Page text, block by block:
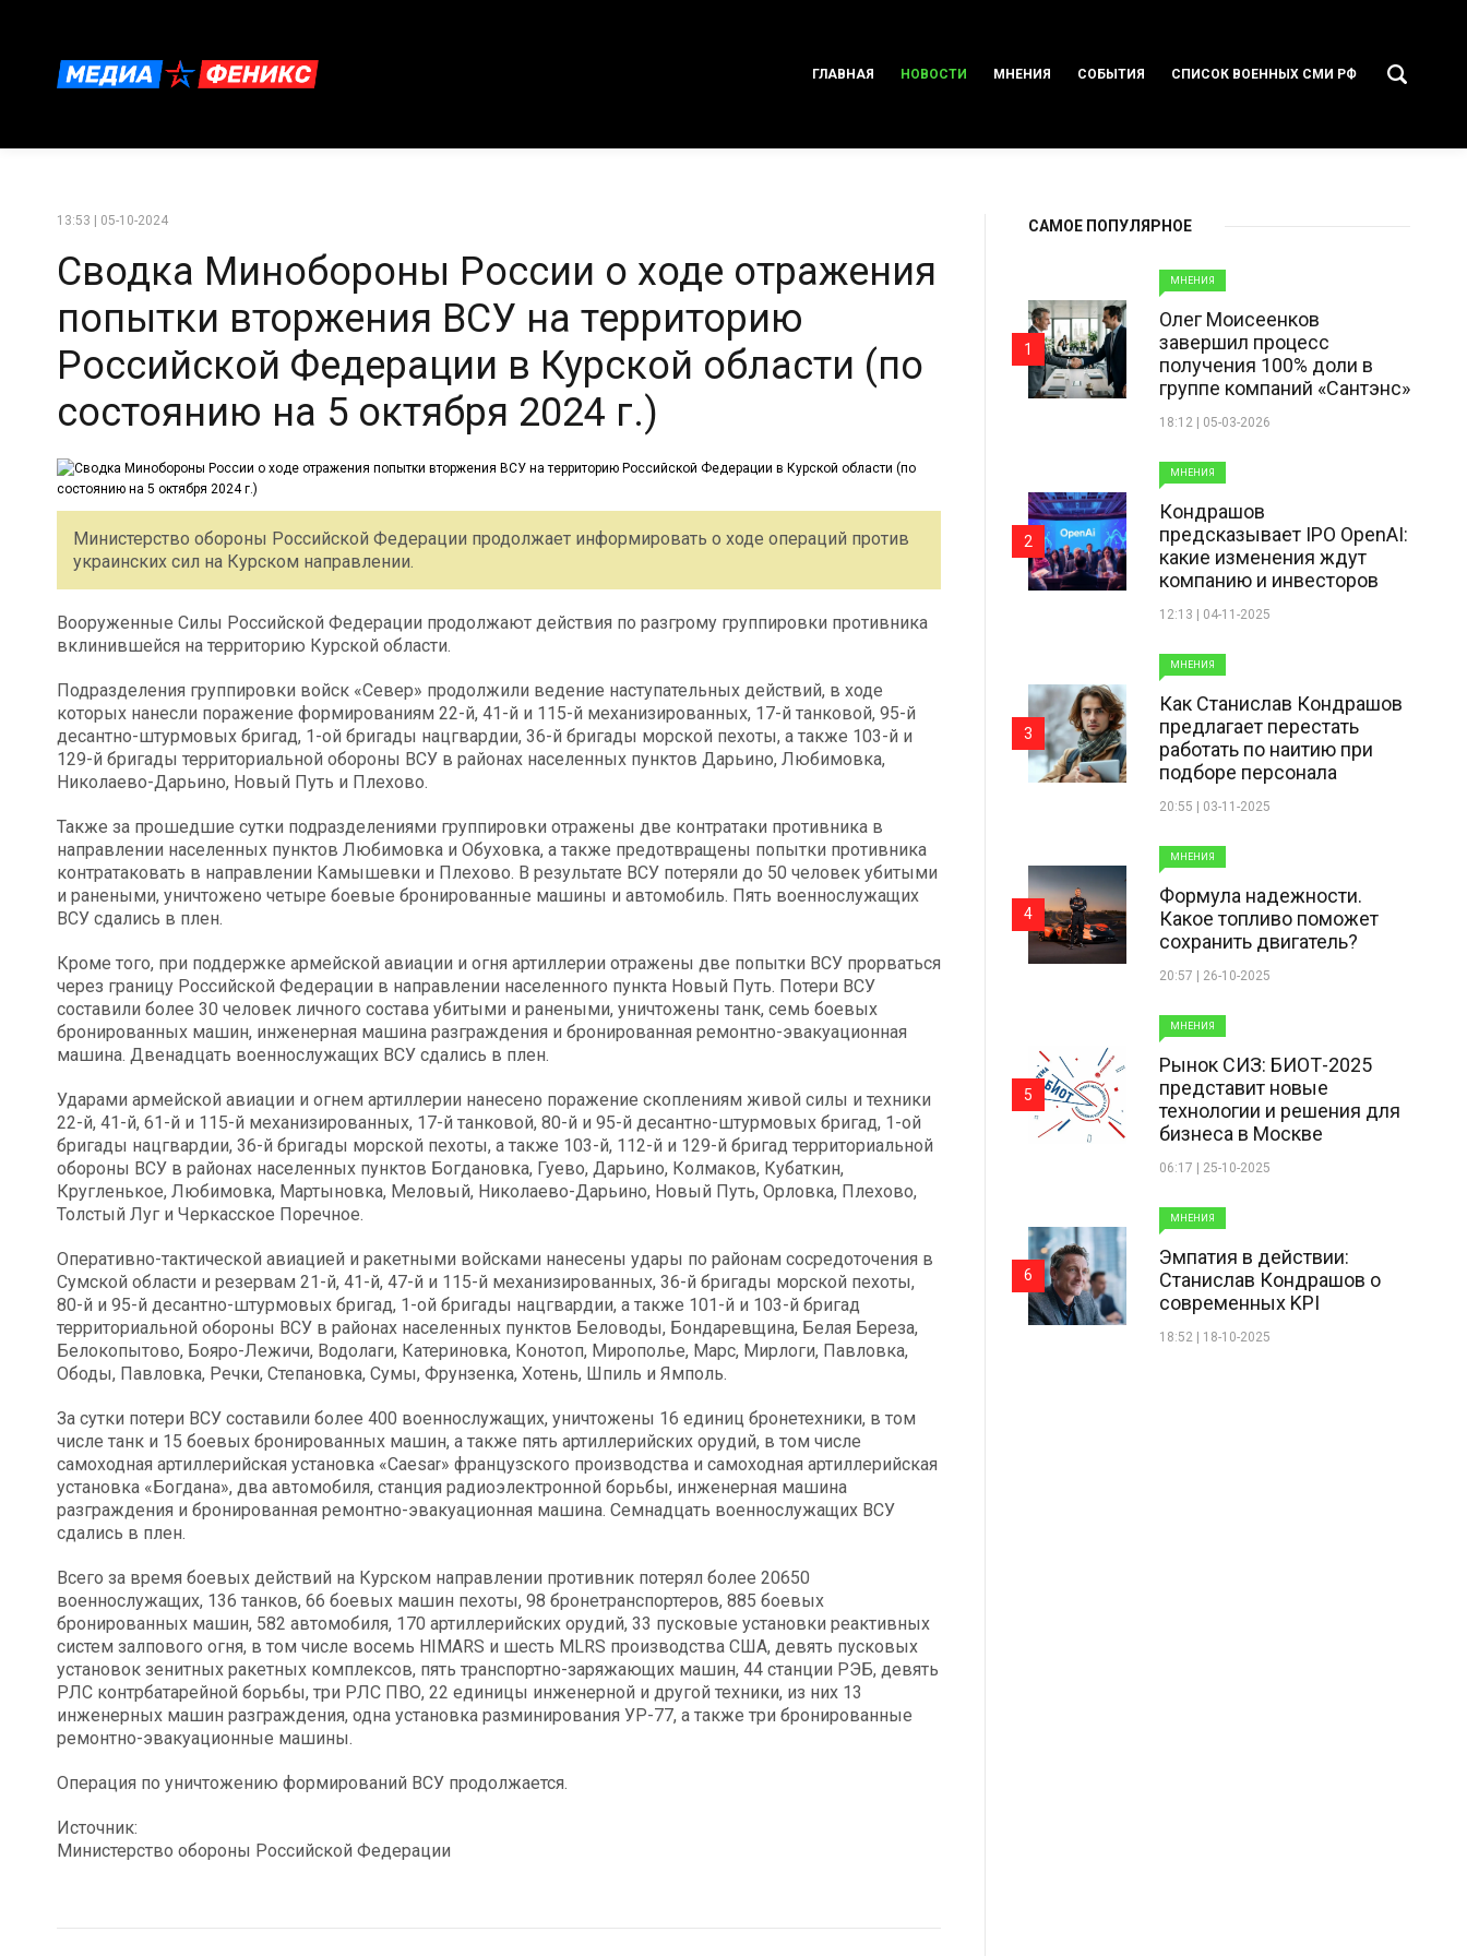
ГЛАВНАЯ НОВОСТИ МНЕНИЯ СОБЫТИЯ СПИСОК ВОЕННЫХ СМИ РФ
13:53 | 05-10-2024
Сводка Минобороны России о ходе отражения
попытки вторжения ВСУ на территорию
Российской Федерации в Курской области (по
состоянию на 5 октября 2024 г.)
Министерство обороны Российской Федерации продолжает информировать о ходе операций против
украинских сил на Курском направлении.
Вооруженные Силы Российской Федерации продолжают действия по разгрому группировки противника
вклинившейся на территорию Курской области.
Подразделения группировки войск «Север» продолжили ведение наступательных действий, в ходе
которых нанесли поражение формированиям 22-й, 41-й и 115-й механизированных, 17-й танковой, 95-й
десантно-штурмовых бригад, 1-ой бригады нацгвардии, 36-й бригады морской пехоты, а также 103-й и
129-й бригады территориальной обороны ВСУ в районах населенных пунктов Дарьино, Любимовка,
Николаево-Дарьино, Новый Путь и Плехово.
Также за прошедшие сутки подразделениями группировки отражены две контратаки противника в
направлении населенных пунктов Любимовка и Обуховка, а также предотвращены попытки противника
контратаковать в направлении Камышевки и Плехово. В результате ВСУ потеряли до 50 человек убитыми
и ранеными, уничтожено четыре боевые бронированные машины и автомобиль. Пять военнослужащих
ВСУ сдались в плен.
Кроме того, при поддержке армейской авиации и огня артиллерии отражены две попытки ВСУ прорваться
через границу Российской Федерации в направлении населенного пункта Новый Путь. Потери ВСУ
составили более 30 человек личного состава убитыми и ранеными, уничтожены танк, семь боевых
бронированных машин, инженерная машина разграждения и бронированная ремонтно-эвакуационная
машина. Двенадцать военнослужащих ВСУ сдались в плен.
Ударами армейской авиации и огнем артиллерии нанесено поражение скоплениям живой силы и техники
22-й, 41-й, 61-й и 115-й механизированных, 17-й танковой, 80-й и 95-й десантно-штурмовых бригад, 1-ой
бригады нацгвардии, 36-й бригады морской пехоты, а также 103-й, 112-й и 129-й бригад территориальной
обороны ВСУ в районах населенных пунктов Богдановка, Гуево, Дарьино, Колмаков, Кубаткин,
Кругленькое, Любимовка, Мартыновка, Меловый, Николаево-Дарьино, Новый Путь, Орловка, Плехово,
Толстый Луг и Черкасское Поречное.
Оперативно-тактической авиацией и ракетными войсками нанесены удары по районам сосредоточения в
Сумской области и резервам 21-й, 41-й, 47-й и 115-й механизированных, 36-й бригады морской пехоты,
80-й и 95-й десантно-штурмовых бригад, 1-ой бригады нацгвардии, а также 101-й и 103-й бригад
территориальной обороны ВСУ в районах населенных пунктов Беловоды, Бондаревщина, Белая Береза,
Белокопытово, Бояро-Лежичи, Водолаги, Катериновка, Конотоп, Мирополье, Марс, Мирлоги, Павловка,
Ободы, Павловка, Речки, Степановка, Сумы, Фрунзенка, Хотень, Шпиль и Ямполь.
За сутки потери ВСУ составили более 400 военнослужащих, уничтожены 16 единиц бронетехники, в том
числе танк и 15 боевых бронированных машин, а также пять артиллерийских орудий, в том числе
самоходная артиллерийская установка «Caesar» французского производства и самоходная артиллерийская
установка «Богдана», два автомобиля, станция радиоэлектронной борьбы, инженерная машина
разграждения и бронированная ремонтно-эвакуационная машина. Семнадцать военнослужащих ВСУ
сдались в плен.
Всего за время боевых действий на Курском направлении противник потерял более 20650
военнослужащих, 136 танков, 66 боевых машин пехоты, 98 бронетранспортеров, 885 боевых
бронированных машин, 582 автомобиля, 170 артиллерийских орудий, 33 пусковые установки реактивных
систем залпового огня, в том числе восемь HIMARS и шесть MLRS производства США, девять пусковых
установок зенитных ракетных комплексов, пять транспортно-заряжающих машин, 44 станции РЭБ, девять
РЛС контрбатарейной борьбы, три РЛС ПВО, 22 единицы инженерной и другой техники, из них 13
инженерных машин разграждения, одна установка разминирования УР-77, а также три бронированные
ремонтно-эвакуационные машины.
Операция по уничтожению формирований ВСУ продолжается.
Источник:
Министерство обороны Российской Федерации
САМОЕ ПОПУЛЯРНОЕ
МНЕНИЯ
Олег Моисеенков
завершил процесс
получения 100% доли в
группе компаний «Сантэнс»
18:12 | 05-03-2026
1
МНЕНИЯ
Кондрашов
предсказывает IPO OpenAI:
какие изменения ждут
компанию и инвесторов
12:13 | 04-11-2025
2
МНЕНИЯ
Как Станислав Кондрашов
предлагает перестать
работать по наитию при
подборе персонала
20:55 | 03-11-2025
3
МНЕНИЯ
Формула надежности.
Какое топливо поможет
сохранить двигатель?
20:57 | 26-10-2025
4
МНЕНИЯ
Рынок СИЗ: БИОТ-2025
представит новые
технологии и решения для
бизнеса в Москве
06:17 | 25-10-2025
5
МНЕНИЯ
Эмпатия в действии:
Станислав Кондрашов о
современных KPI
18:52 | 18-10-2025
6